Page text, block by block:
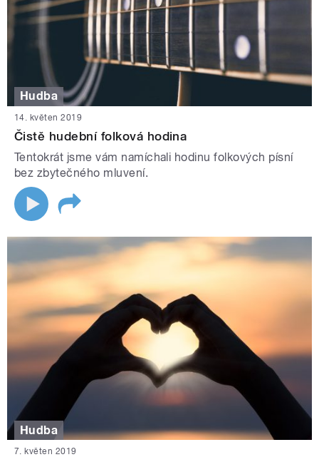
Hudba
14. květen 2019
Čistě hudební folková hodina
Tentokrát jsme vám namíchali hodinu folkových písní
bez zbytečného mluvení.
Hudba
7. květen 2019